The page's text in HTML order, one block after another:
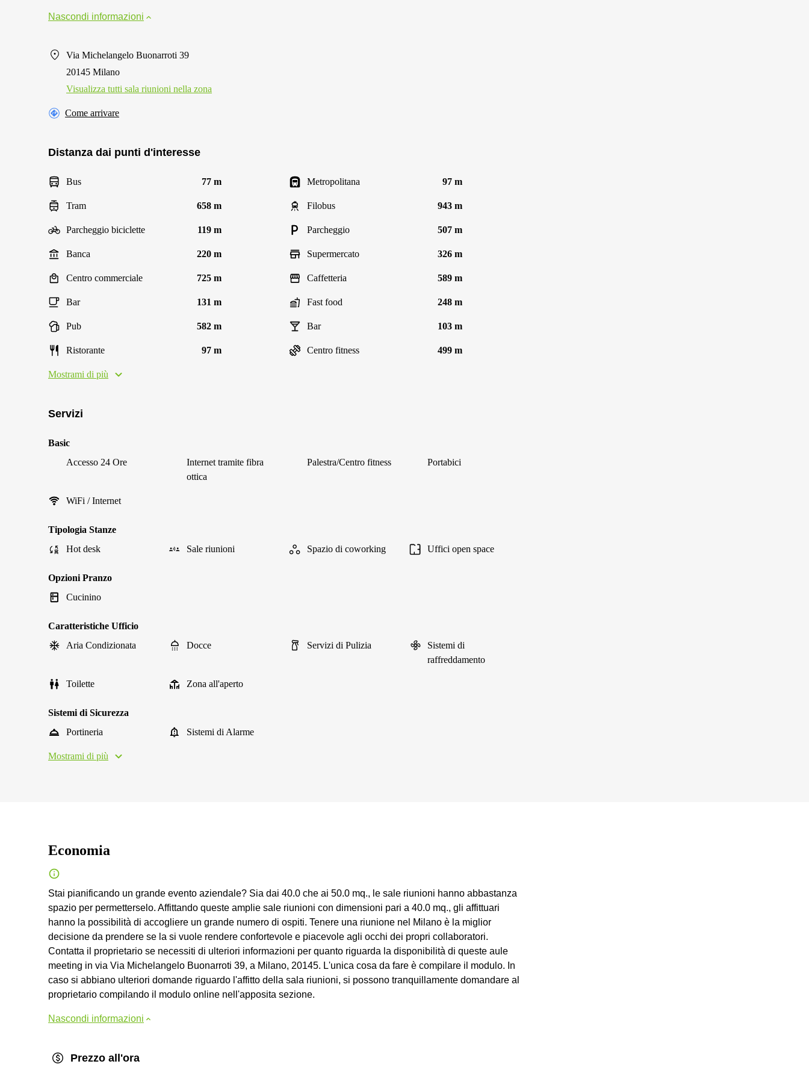
Nascondi informazioni
Via Michelangelo Buonarroti 39
20145 Milano
Visualizza tutti sala riunioni nella zona
Come arrivare
Distanza dai punti d'interesse
Bus 77 m Metropolitana 97 m
Tram 658 m Filobus 943 m
Parcheggio biciclette 119 m Parcheggio 507 m
Banca 220 m Supermercato 326 m
Centro commerciale 725 m Caffetteria 589 m
Bar 131 m Fast food 248 m
Pub 582 m Bar 103 m
Ristorante 97 m Centro fitness 499 m
Mostrami di più
Servizi
Basic
Accesso 24 Ore
Internet tramite fibra
ottica
Palestra/Centro fitness Portabici
WiFi / Internet
Tipologia Stanze
Hot desk
Sale riunioni Spazio di coworking Uffici open space
Opzioni Pranzo
Cucinino
Caratteristiche Ufficio
Aria Condizionata
Docce Servizi di Pulizia
Sistemi di
raffreddamento
Toilette Zona all'aperto
Sistemi di Sicurezza
Portineria
Sistemi di Alarme
Mostrami di più
Economia
Stai pianificando un grande evento aziendale? Sia dai 40.0 che ai 50.0 mq., le sale riunioni hanno abbastanza
spazio per permetterselo. Affittando queste amplie sale riunioni con dimensioni pari a 40.0 mq., gli affittuari
hanno la possibilità di accogliere un grande numero di ospiti. Tenere una riunione nel Milano è la miglior
decisione da prendere se la si vuole rendere confortevole e piacevole agli occhi dei propri collaboratori.
Contatta il proprietario se necessiti di ulteriori informazioni per quanto riguarda la disponibilità di queste aule
meeting in via Via Michelangelo Buonarroti 39, a Milano, 20145. L'unica cosa da fare è compilare il modulo. In
caso si abbiano ulteriori domande riguardo l'affitto della sala riunioni, si possono tranquillamente domandare al
proprietario compilando il modulo online nell'apposita sezione.
Nascondi informazioni
Prezzo all'ora